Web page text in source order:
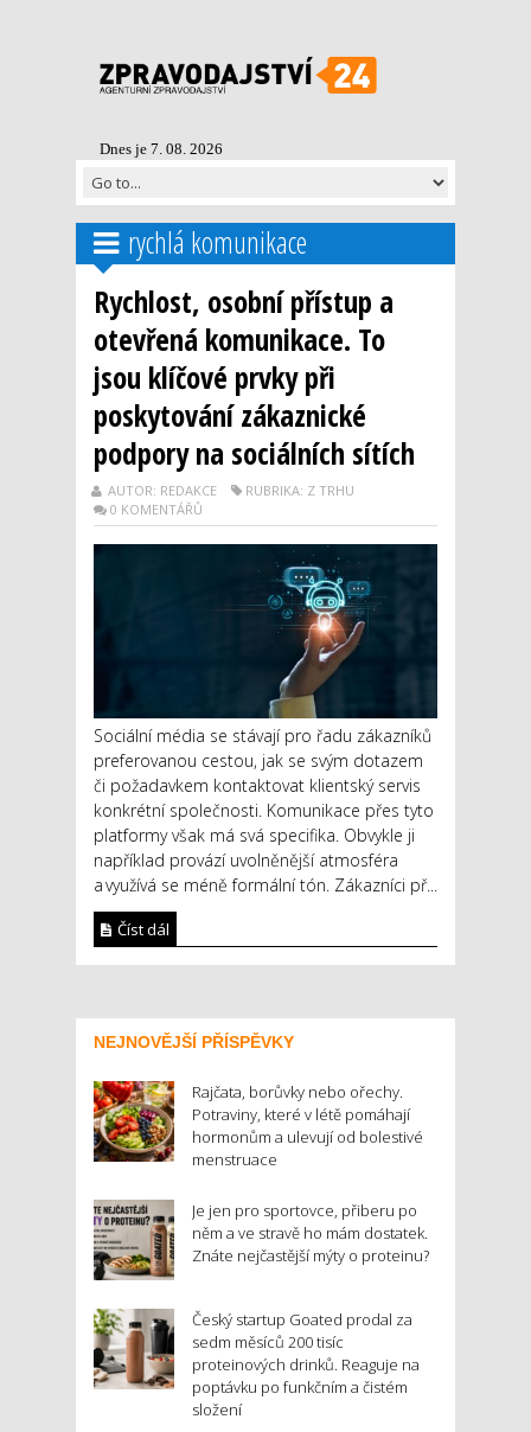
Dnes je 7. 08. 2026
rychlá komunikace
Rychlost, osobní přístup a
otevřená komunikace. To
jsou klíčové prvky při
poskytování zákaznické
podpory na sociálních sítích
AUTOR: REDAKCE
RUBRIKA: Z TRHU
0 KOMENTÁŘŮ
Sociální média se stávají pro řadu zákazníků
preferovanou cestou, jak se svým dotazem
či požadavkem kontaktovat klientský servis
konkrétní společnosti. Komunikace přes tyto
platformy však má svá specifika. Obvykle ji
například provází uvolněnější atmosféra
a využívá se méně formální tón. Zákazníci př...
Číst dál
NEJNOVĚJŠÍ PŘÍSPĚVKY
Rajčata, borůvky nebo ořechy.
Potraviny, které v létě pomáhají
hormonům a ulevují od bolestivé
menstruace
Je jen pro sportovce, přiberu po
něm a ve stravě ho mám dostatek.
Znáte nejčastější mýty o proteinu?
Český startup Goated prodal za
sedm měsíců 200 tisíc
proteinových drinků. Reaguje na
poptávku po funkčním a čistém
složení